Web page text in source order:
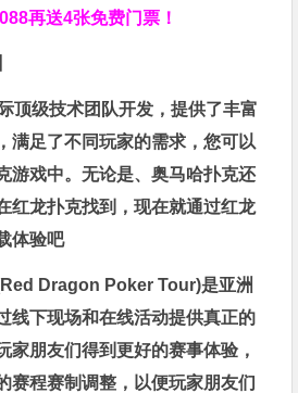
再送4张免费门票！
顶级技术团队开发，提供了丰富
满足了不同玩家的需求，您可以
游戏中。无论是、奥马哈扑克还
红龙扑克找到，现在就通过红龙
体验吧
Dragon Poker Tour)是亚洲
线下现场和在线活动提供真正的
家朋友们得到更好的赛事体验，
赛程赛制调整，以便玩家朋友们